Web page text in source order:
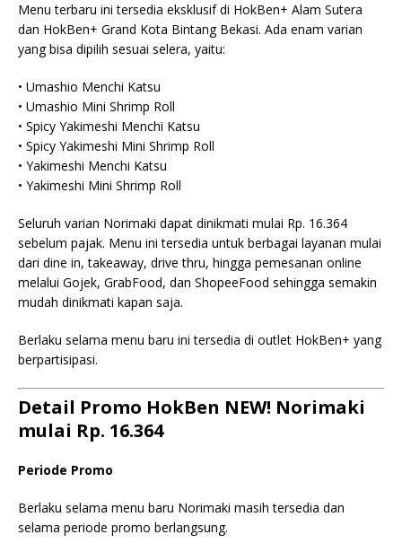
Menu terbaru ini tersedia eksklusif di HokBen+ Alam Sutera
dan HokBen+ Grand Kota Bintang Bekasi. Ada enam varian
yang bisa dipilih sesuai selera, yaitu:
• Umashio Menchi Katsu
• Umashio Mini Shrimp Roll
• Spicy Yakimeshi Menchi Katsu
• Spicy Yakimeshi Mini Shrimp Roll
• Yakimeshi Menchi Katsu
• Yakimeshi Mini Shrimp Roll
Seluruh varian Norimaki dapat dinikmati mulai Rp. 16.364
sebelum pajak. Menu ini tersedia untuk berbagai layanan mulai
dari dine in, takeaway, drive thru, hingga pemesanan online
melalui Gojek, GrabFood, dan ShopeeFood sehingga semakin
mudah dinikmati kapan saja.
Berlaku selama menu baru ini tersedia di outlet HokBen+ yang
berpartisipasi.
Detail Promo HokBen NEW! Norimaki
mulai Rp. 16.364
Periode Promo
Berlaku selama menu baru Norimaki masih tersedia dan
selama periode promo berlangsung.